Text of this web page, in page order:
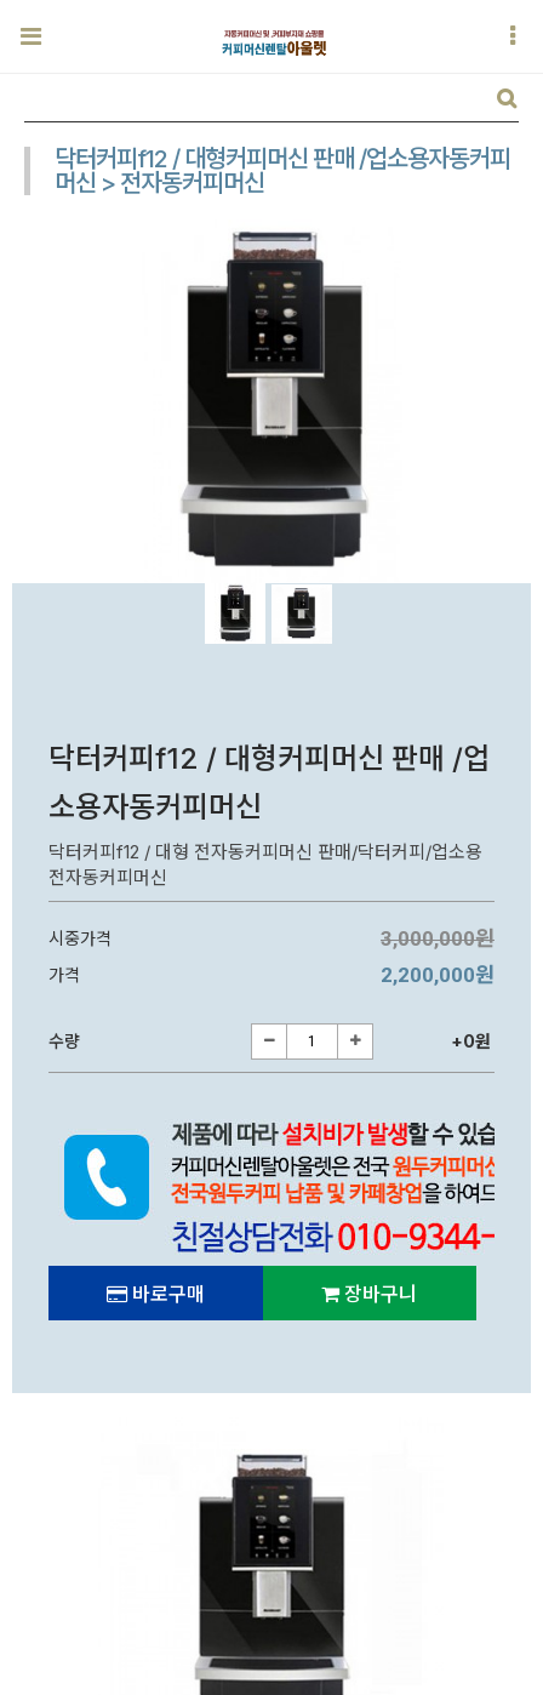
닥터커피f12 / 대형커피머신 판매 /업소용자동커피
머신 > 전자동커피머신
닥터커피f12 / 대형커피머신 판매 /업
소용자동커피머신
닥터커피f12 / 대형 전자동커피머신 판매/닥터커피/업소용
전자동커피머신
시중가격 3,000,000원
가격 2,200,000원
수량 +0원
바로구매 장바구니